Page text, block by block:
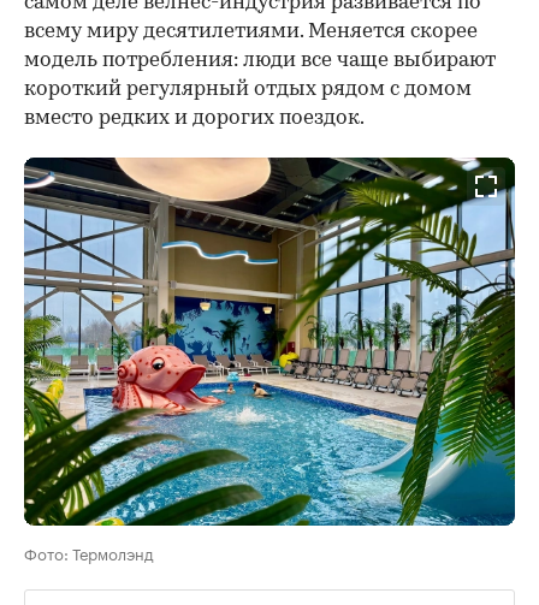
всему миру десятилетиями. Меняется скорее
модель потребления: люди все чаще выбирают
короткий регулярный отдых рядом с домом
вместо редких и дорогих поездок.
Фото: Термолэнд